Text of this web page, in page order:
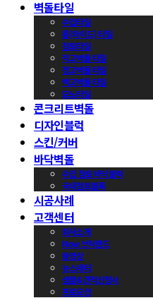
벽돌타일
수입타일
롱(와이드) 타일
점토타일
적고벽돌 타일
청고벽돌 타일
백고벽돌 타일
모노타일
콘크리트벽돌
디자인블럭
스킨/커버
바닥벽돌
수입 점토 바닥블럭
국내점토블록
시공사례
고객센터
회사소개
Now 브릭랜드
동영상
뉴스레터
샘플&견적신청서
프로모션